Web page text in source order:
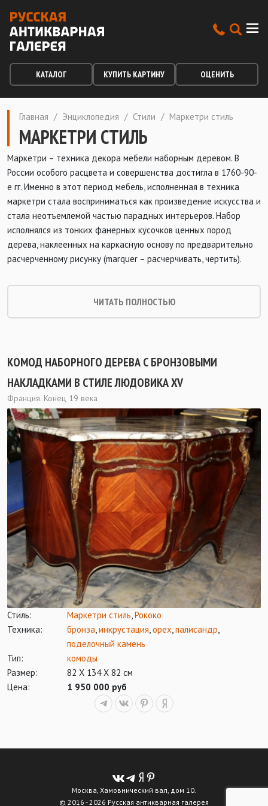
КАТАЛОГ КУПИТЬ КАРТИНУ ОЦЕНИТЬ
Главная / Энциклопедия / Стили / Маркетри стиль
МАРКЕТРИ СТИЛЬ
Маркетри – техника декора мебели наборным деревом. В
России особого расцвета и совершенства достигла в 1760-90-
е гг. Именно в этот период мебель, исполненная в техника
маркетри стала восприниматься как произведение искусства и
стала неотъемлемой частью парадных интерьеров. Набор
исполнялся из тонких фанерных кусочков ценных пород
дерева, наклеенных на каркасную основу по предварительно
расчерченному рисунку (marquer – расчерчивать, чертить).
ЧИТАТЬ ПОЛНОСТЬЮ
КОМОД НАБОРНОГО ДЕРЕВА С БРОНЗОВЫМИ
НАКЛАДКАМИ В СТИЛЕ ЛЮДОВИКА XV
Франция. Конец 19 века
Стиль: Маркетри стиль,Рококо
Техника:
бронза,инкрустация,орех,палисандр,
поделочный камень
Тип:
комоды
Размер:
82 Х 134 Х 82 см
Цена:
1 950 000 руб
Москва, Хамовнический вал, дом 10.
© 2016 - 2026 Русская антикварная галерея